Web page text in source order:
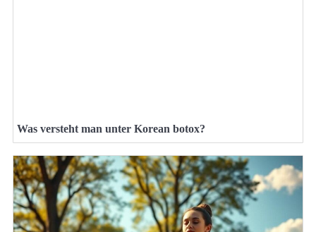
Was versteht man unter Korean botox?